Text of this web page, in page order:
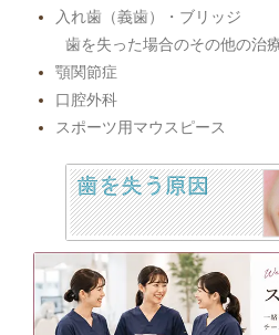
入れ歯（義歯）・ブリッジ
歯を失った場合のその他の治
顎関節症
口腔外科
スポーツ用マウスピース